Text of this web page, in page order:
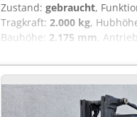
Zustand: gebraucht,
Tragkraft: 2.000 kg,
Bauhöhe: 2.175 mm ,
Zustand: Einsatzbereit und
Ventil, 4. Ventil,